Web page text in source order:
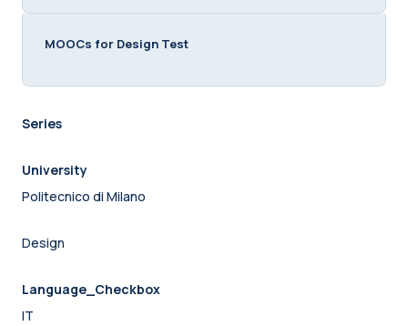
MOOCs for Design Test
Series
University
Politecnico di Milano
Design
Language_Checkbox
IT